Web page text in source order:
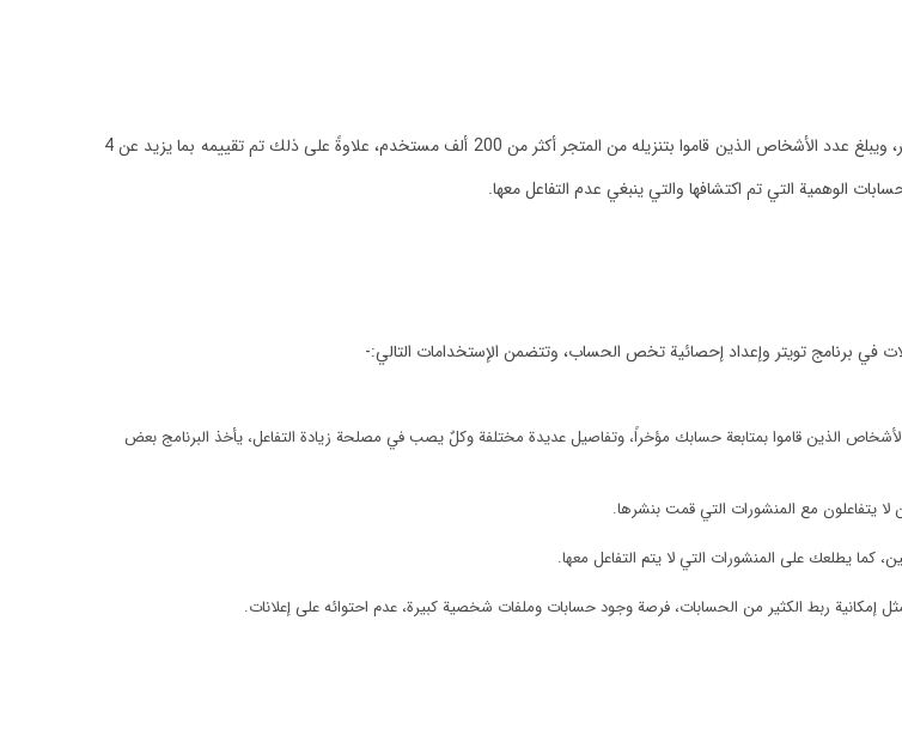
يعتبر هذا البرنامج من أكثر البرامج شيوعاً وأكثرها استخداماً في مجال زيادة المتابعين على تويتر، ويبلغ عدد الأشخاص الذين قاموا بتنزيله من المتجر أكثر من 200 ألف مستخدم، علاوةً على ذلك تم تقييمه بما يزيد عن 4
الوهمية التي تم اكتشافها والتي ينبغي عدم التفاعل معها.
في برنامج تويتر وإعداد إحصائية تخص الحساب، وتتضمن الإستخدامات التالي:-
الذين قاموا بمتابعة حسابك مؤخراً، وتفاصيل عديدة مختلفة وكلٌ يصب في مصلحة زيادة التفاعل، يأخذ البرنامج بعض
لا يتفاعلون مع المنشورات التي قمت بنشرها.
كما يطلعك على المنشورات التي لا يتم التفاعل معها.
ربط الكثير من الحسابات، فرصة وجود حسابات وملفات شخصية كبيرة، عدم احتوائه على إعلانات.